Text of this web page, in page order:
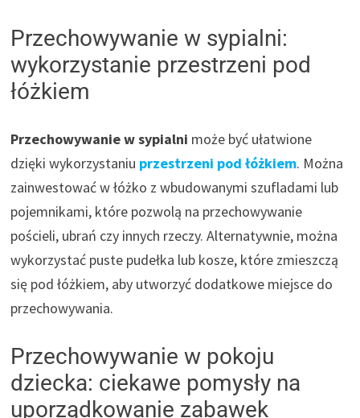
Przechowywanie w sypialni:
wykorzystanie przestrzeni pod
łóżkiem
Przechowywanie w sypialni może być ułatwione
dzięki wykorzystaniu przestrzeni pod łóżkiem. Można
zainwestować w łóżko z wbudowanymi szufladami lub
pojemnikami, które pozwolą na przechowywanie
pościeli, ubrań czy innych rzeczy. Alternatywnie, można
wykorzystać puste pudełka lub kosze, które zmieszczą
się pod łóżkiem, aby utworzyć dodatkowe miejsce do
przechowywania.
Przechowywanie w pokoju
dziecka: ciekawe pomysły na
uporządkowanie zabawek